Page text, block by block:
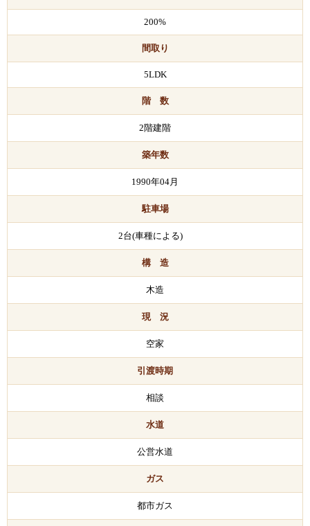
200%
間取り
5LDK
階 数
2階建階
築年数
1990年04月
駐車場
2台(車種による)
構 造
木造
現 況
空家
引渡時期
相談
水道
公営水道
ガス
都市ガス